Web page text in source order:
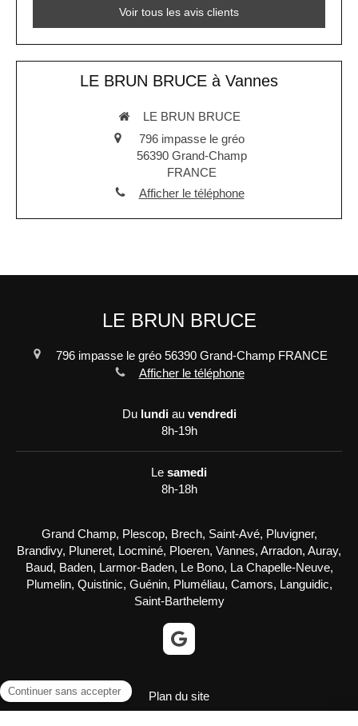
Voir tous les avis clients
LE BRUN BRUCE à Vannes
LE BRUN BRUCE
796 impasse le gréo
56390 Grand-Champ
FRANCE
Afficher le téléphone
LE BRUN BRUCE
796 impasse le gréo 56390 Grand-Champ FRANCE
Afficher le téléphone
Du lundiau vendredi
8h-19h
Le samedi
8h-18h
Grand Champ, Plescop, Brech, Saint-Avé, Pluvigner,
Brandivy, Pluneret, Locminé, Ploeren, Vannes, Arradon, Auray,
Baud, Baden, Larmor-Baden, Le Bono, La Chapelle-Neuve,
Plumelin, Quistinic, Guénin, Pluméliau, Camors, Languidic,
Saint-Barthelemy
Plan du site